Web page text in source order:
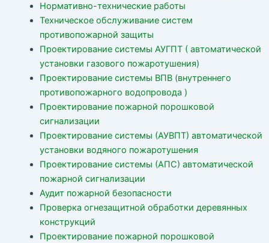
Нормативно-технические работы
Техническое обслуживание систем
противопожарной защиты
Проектирование системы АУГПТ ( автоматической
установки газового пожаротушения)
Проектирование системы ВПВ (внутреннего
противопожарного водопровода )
Проектирование пожарной порошковой
сигнализации
Проектирование системы (АУВПТ) автоматической
установки водяного пожаротушения
Проектирование системы (АПС) автоматической
пожарной сигнализации
Аудит пожарной безопасности
Проверка огнезащитной обработки деревянных
конструкций
Проектирование пожарной порошковой